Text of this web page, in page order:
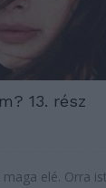
13. rész
elé. Orra